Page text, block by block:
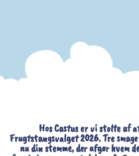
Hos Castus er vi stolte af
Frugtstangsvalget 2026. Tre
nu din stemme, der afgør hvem